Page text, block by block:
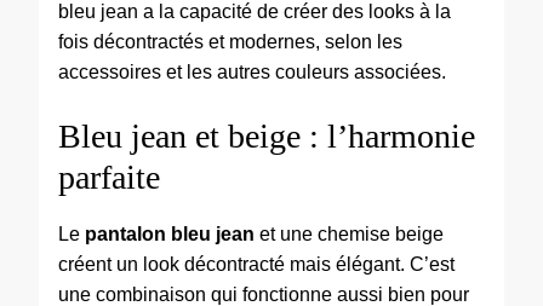
bleu jean a la capacité de créer des looks à la
fois décontractés et modernes, selon les
accessoires et les autres couleurs associées.
Bleu jean et beige : l’harmonie
parfaite
Le pantalon bleu jean et une chemise beige
créent un look décontracté mais élégant. C’est
une combinaison qui fonctionne aussi bien pour